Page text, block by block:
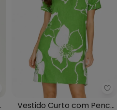
- Vestido Curto
Vestido Curto com Pence